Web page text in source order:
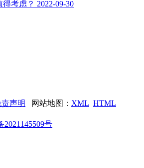
考虑？ 2022-09-30
责声明 网站地图： XML HTML
2021145509号